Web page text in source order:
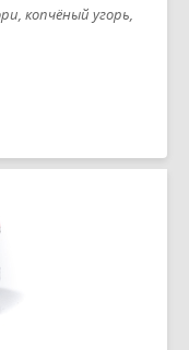
копчёный угорь,